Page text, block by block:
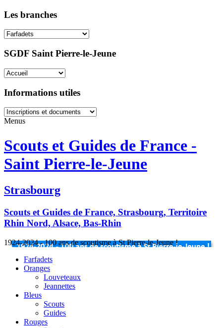
Les branches
SGDF Saint Pierre-le-Jeune
Informations utiles
Menus
Scouts et Guides de France -
Saint Pierre-le-Jeune
Strasbourg
Scouts et Guides de France, Strasbourg, Territoire
Rhin Nord, Alsace, Bas-Rhin
1924-2024 - 100 ans de scoutisme à St Pierre-le-Jeune !
Farfadets
Oranges
Louveteaux
Jeannettes
Bleus
Scouts
Guides
Rouges